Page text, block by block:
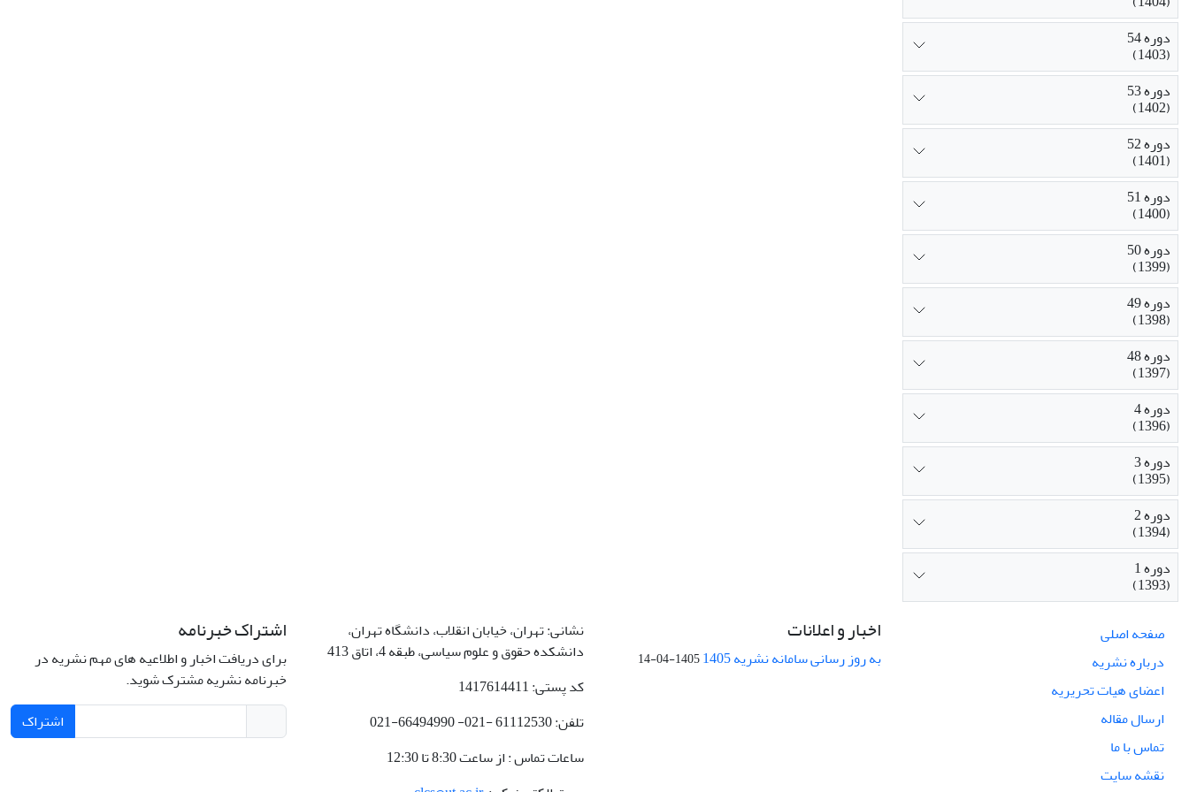
دوره 54
(1403)
دوره 53
(1402)
دوره 52
(1401)
دوره 51
(1400)
دوره 50
(1399)
دوره 49
(1398)
دوره 48
(1397)
دوره 4
(1396)
دوره 3
(1395)
دوره 2
(1394)
دوره 1
(1393)
صفحه اصلی
درباره نشریه
اعضای هیات تحریریه
ارسال مقاله
تماس با ما
نقشه سایت
اخبار و اعلانات
به روز رسانی سامانه نشریه 1405 1405-04-14
نشانی: تهران، خیابان انقلاب، دانشگاه تهران،
دانشکده حقوق و علوم سیاسی، طبقه 4، اتاق 413
کد پستی: 1417614411
تلفن: 61112530 -021- 66494990-021
ساعات تماس : از ساعت 8:30 تا 12:30
اشتراک خبرنامه
برای دریافت اخبار و اطلاعیه های مهم نشریه در
خبرنامه نشریه مشترک شوید.
اشتراک